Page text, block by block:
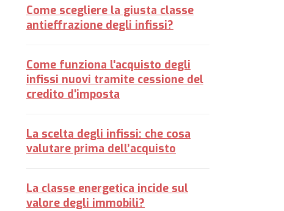
Come scegliere la giusta classe
antieffrazione degli infissi?
Come funziona l'acquisto degli
infissi nuovi tramite cessione del
credito d'imposta
La scelta degli infissi: che cosa
valutare prima dell’acquisto
La classe energetica incide sul
valore degli immobili?